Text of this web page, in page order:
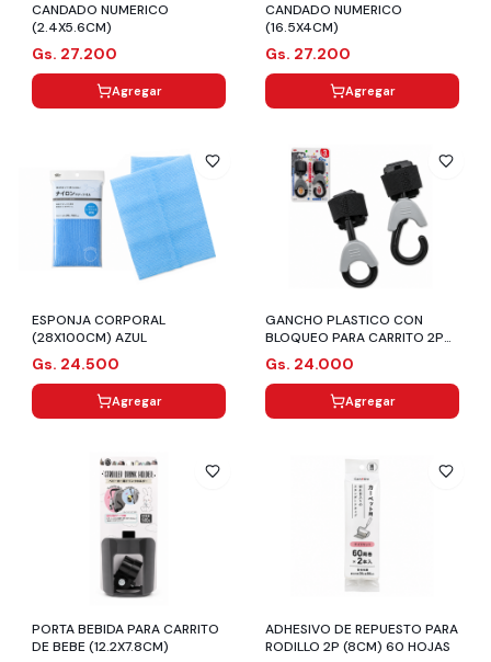
CANDADO NUMERICO
(2.4X5.6CM)
Gs. 27.200
Agregar
CANDADO NUMERICO
(16.5X4CM)
Gs. 27.200
Agregar
ESPONJA CORPORAL
(28X100CM) AZUL
Gs. 24.500
Agregar
GANCHO PLASTICO CON
BLOQUEO PARA CARRITO 2P
(4.5X12CM/HASTA 3KG)
Gs. 24.000
Agregar
PORTA BEBIDA PARA CARRITO
DE BEBE (12.2X7.8CM)
ADHESIVO DE REPUESTO PARA
RODILLO 2P (8CM) 60 HOJAS